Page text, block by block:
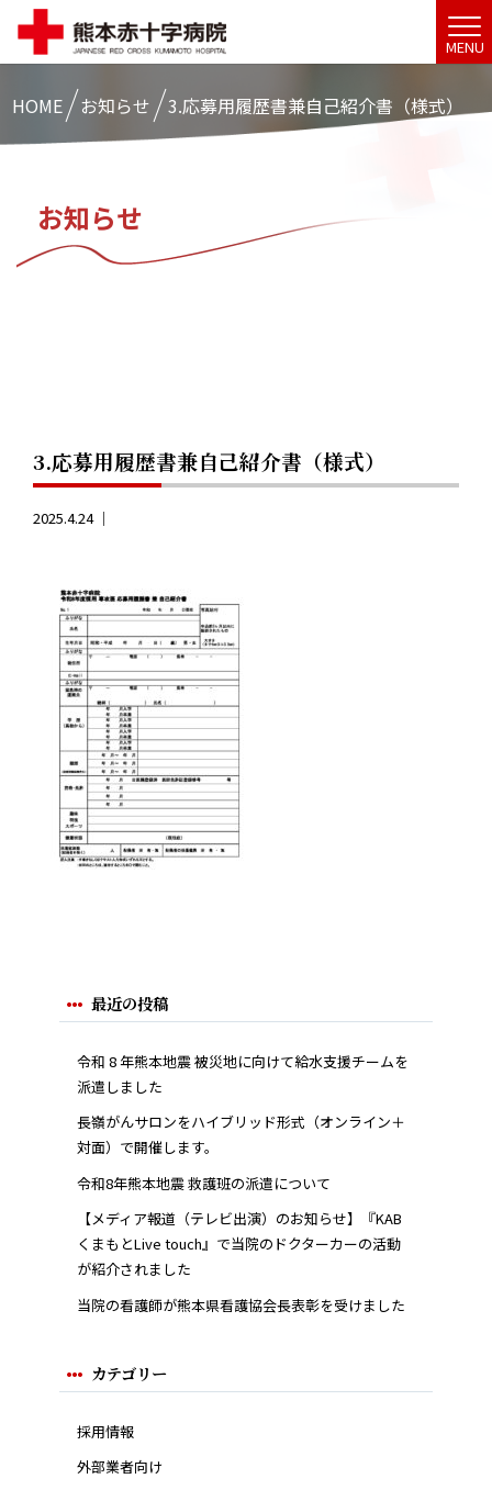
MENU
HOME お知らせ 3.応募用履歴書兼自己紹介書（様式）
お知らせ
3.応募用履歴書兼自己紹介書（様式）
2025.4.24 ｜
最近の投稿
令和 8 年熊本地震 被災地に向けて給水支援チームを
派遣しました
長嶺がんサロンをハイブリッド形式（オンライン＋
対面）で開催します。
令和8年熊本地震 救護班の派遣について
【メディア報道（テレビ出演）のお知らせ】『KAB
くまもとLive touch』で当院のドクターカーの活動
が紹介されました
当院の看護師が熊本県看護協会長表彰を受けました
カテゴリー
採用情報
外部業者向け